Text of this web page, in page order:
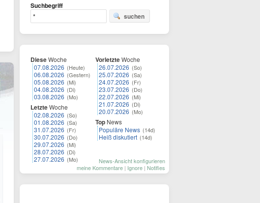
Suchbegriff
suchen
DieseWoche
07.08.2026 (Heute)
06.08.2026 (Gestern)
05.08.2026 (Mi)
04.08.2026 (Di)
03.08.2026 (Mo)
LetzteWoche
02.08.2026 (So)
01.08.2026 (Sa)
31.07.2026 (Fr)
30.07.2026 (Do)
29.07.2026 (Mi)
28.07.2026 (Di)
27.07.2026 (Mo)
VorletzteWoche
26.07.2026 (So)
25.07.2026 (Sa)
24.07.2026 (Fr)
23.07.2026 (Do)
22.07.2026 (Mi)
21.07.2026 (Di)
20.07.2026 (Mo)
Top News
Populäre News (14d)
Heiß diskutiert (14d)
News-Ansicht konfigurieren
meine Kommentare | Ignore | Notifies